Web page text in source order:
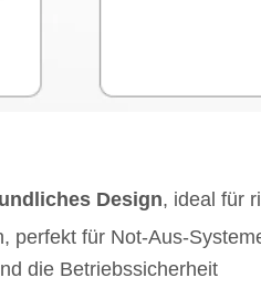
Design, ideal für
perfekt für Not-Aus-
die Betriebssicherheit